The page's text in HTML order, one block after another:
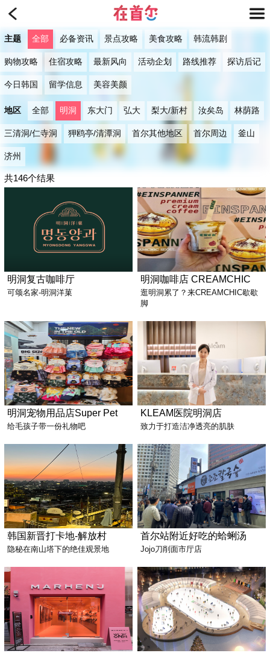
主题 全部 必备资讯 景点攻略 美食攻略 韩流韩剧
购物攻略 住宿攻略 最新风向 活动企划 路线推荐 探访后记
今日韩国 留学信息 美容美颜
地区 全部 明洞 东大门 弘大 梨大/新村 汝矣岛 林荫路
三清洞/仁寺洞 狎鸥亭/清潭洞 首尔其他地区 首尔周边 釜山
济州
共146个结果
明洞复古咖啡厅
可颂名家-明洞洋菓
明洞咖啡店 CREAMCHIC
逛明洞累了？来CREAMCHIC歇歇
脚
明洞宠物用品店Super Pet
给毛孩子带一份礼物吧
KLEAM医院明洞店
致力于打造洁净透亮的肌肤
韩国新晋打卡地-解放村
隐秘在南山塔下的绝佳观景地
首尔站附近好吃的蛤蜊汤
Jojo刀削面市厅店